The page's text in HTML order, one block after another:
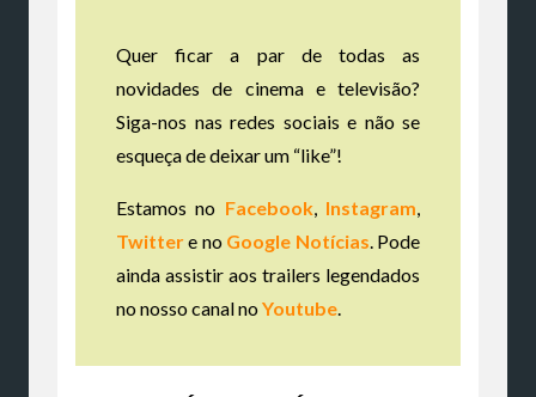
Quer ficar a par de todas as
novidades de cinema e televisão?
Siga-nos nas redes sociais e não se
esqueça de deixar um “like”!
Estamos no Facebook, Instagram
Twittere no Google Notícias . Pode
ainda assistir aos trailers legendados
no nosso canal noYoutube